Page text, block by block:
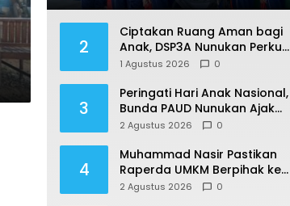
2
Ciptakan Ruang Aman bagi
Anak, DSP3A Nunukan Perkuat
Sekolah Ramah Anak
1 Agustus 2026 0
3
Peringati Hari Anak Nasional,
Bunda PAUD Nunukan Ajak
Orang Tua Biasakan Anak
2 Agustus 2026 0
4
Muhammad Nasir Pastikan
Raperda UMKM Berpihak ke
Rakyat, Permudah Usaha
2 Agustus 2026 0